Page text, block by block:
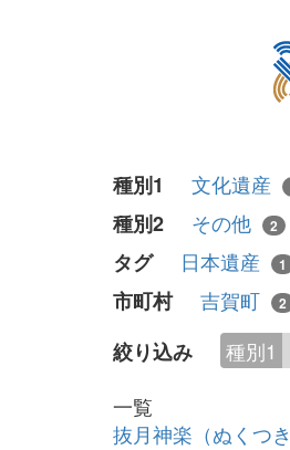
種別1 文化遺産
種別2 その他 2
タグ 日本遺産 1
市町村 吉賀町 2
絞り込み 種別1
一覧
抜月神楽（ぬくつ